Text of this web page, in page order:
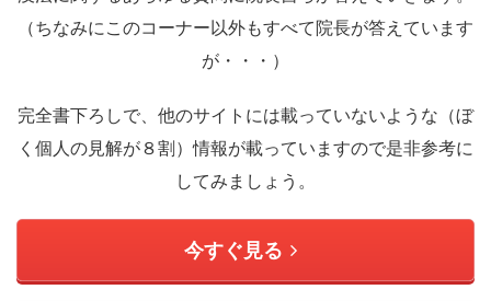
（ちなみにこのコーナー以外もすべて院長が答えています
が・・・）
完全書下ろしで、他のサイトには載っていないような（ぼ
く個人の見解が８割）情報が載っていますので是非参考に
してみましょう。
今すぐ見る